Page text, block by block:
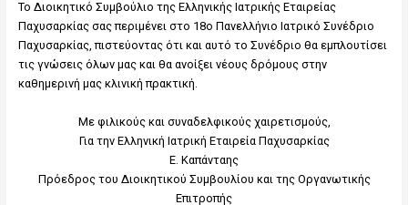
Το Διοικητικό Συμβούλιο της Ελληνικής Ιατρικής Εταιρείας
Παχυσαρκίας σας περιμένει στο 18ο Πανελλήνιο Ιατρικό Συνέδριο
Παχυσαρκίας, πιστεύοντας ότι και αυτό το Συνέδριο θα εμπλουτίσει
τις γνώσεις όλων μας και θα ανοίξει νέους δρόμους στην
καθημερινή μας κλινική πρακτική.
Με φιλικούς και συναδελφικούς χαιρετισμούς,
Για την Ελληνική Ιατρική Εταιρεία Παχυσαρκίας
Ε. Καπάνταης
Πρόεδρος του Διοικητικού Συμβουλίου και της Οργανωτικής
Επιτροπής